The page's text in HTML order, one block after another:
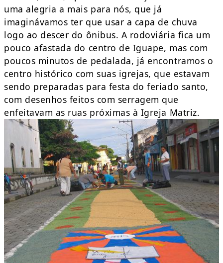
uma alegria a mais para nós, que já
imaginávamos ter que usar a capa de chuva
logo ao descer do ônibus. A rodoviária fica um
pouco afastada do centro de Iguape, mas com
poucos minutos de pedalada, já encontramos o
centro histórico com suas igrejas, que estavam
sendo preparadas para festa do feriado santo,
com desenhos feitos com serragem que
enfeitavam as ruas próximas à Igreja Matriz.